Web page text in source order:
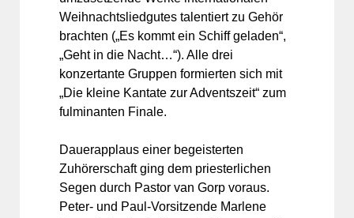
Weihnachtsliedgutes talentiert zu Gehör
brachten („Es kommt ein Schiff geladen“,
„Geht in die Nacht…“). Alle drei
konzertante Gruppen formierten sich mit
„Die kleine Kantate zur Adventszeit“ zum
fulminanten Finale.
Dauerapplaus einer begeisterten
Zuhörerschaft ging dem priesterlichen
Segen durch Pastor van Gorp voraus.
Peter- und Paul-Vorsitzende Marlene